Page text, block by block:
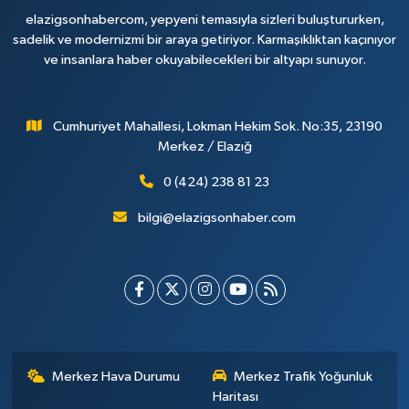
elazigsonhabercom, yepyeni temasıyla sizleri buluştururken,
sadelik ve modernizmi bir araya getiriyor. Karmaşıklıktan kaçınıyor
ve insanlara haber okuyabilecekleri bir altyapı sunuyor.
Cumhuriyet Mahallesi, Lokman Hekim Sok. No:35, 23190
Merkez / Elazığ
0 (424) 238 81 23
bilgi@elazigsonhaber.com
Merkez Hava Durumu
Merkez Trafik Yoğunluk
Haritası